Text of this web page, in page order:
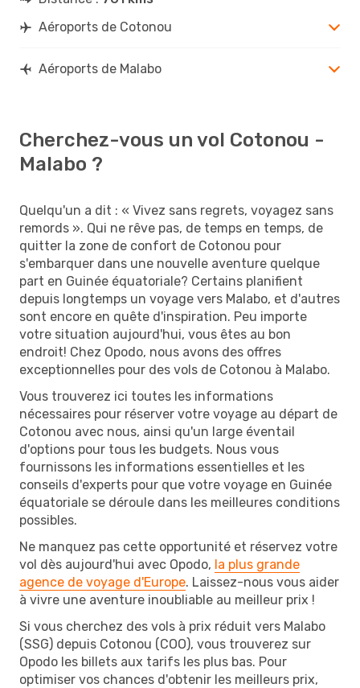
Aéroports de Cotonou
Aéroports de Malabo
Cherchez-vous un vol Cotonou -
Malabo ?
Quelqu'un a dit : « Vivez sans regrets, voyagez sans
remords ». Qui ne rêve pas, de temps en temps, de
quitter la zone de confort de Cotonou pour
s'embarquer dans une nouvelle aventure quelque
part en Guinée équatoriale? Certains planifient
depuis longtemps un voyage vers Malabo, et d'autres
sont encore en quête d'inspiration. Peu importe
votre situation aujourd'hui, vous êtes au bon
endroit! Chez Opodo, nous avons des offres
exceptionnelles pour des vols de Cotonou à Malabo.
Vous trouverez ici toutes les informations
nécessaires pour réserver votre voyage au départ de
Cotonou avec nous, ainsi qu'un large éventail
d'options pour tous les budgets. Nous vous
fournissons les informations essentielles et les
conseils d'experts pour que votre voyage en Guinée
équatoriale se déroule dans les meilleures conditions
possibles.
Ne manquez pas cette opportunité et réservez votre
vol dès aujourd'hui avec Opodo, la plus grande
agence de voyage d'Europe. Laissez-nous vous aider
à vivre une aventure inoubliable au meilleur prix !
Si vous cherchez des vols à prix réduit vers Malabo
(SSG) depuis Cotonou (COO), vous trouverez sur
Opodo les billets aux tarifs les plus bas. Pour
optimiser vos chances d'obtenir les meilleurs prix,